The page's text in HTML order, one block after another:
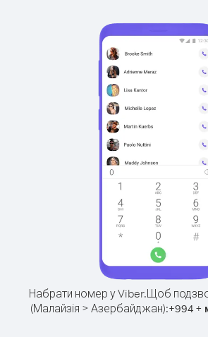
Набрати номер у Viber.Щоб
(Малайзія > Азербайджан):+994+